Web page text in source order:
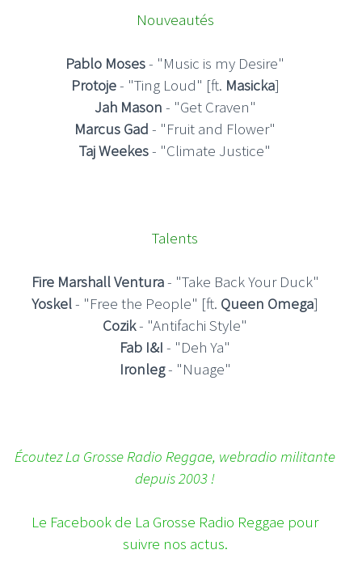
Nouveautés
Pablo Moses- "Music is my Desire"
Protoje- "Ting Loud" [ft. Masicka]
Jah Mason - "Get Craven"
Marcus Gad - "Fruit and Flower"
Taj Weekes- "Climate Justice"
Talents
Fire Marshall Ventura- "Take Back Your Duck"
Yoskel- "Free the People" [ft. Queen Omega]
Cozik- "Antifachi Style"
Fab I&I - "Deh Ya"
Ironleg- "Nuage"
Écoutez La Grosse Radio Reggae, webradio militante
depuis 2003 !
Le Facebook de La Grosse Radio Reggae pour
suivre nos actus.